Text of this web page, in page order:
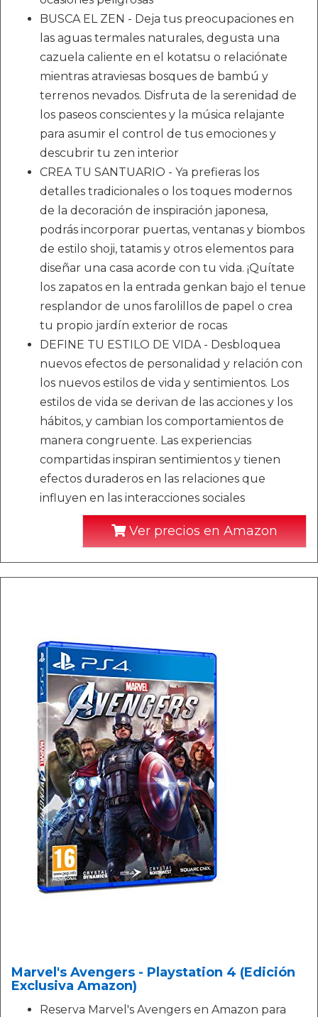
BUSCA EL ZEN - Deja tus preocupaciones en
las aguas termales naturales, degusta una
cazuela caliente en el kotatsu o relaciónate
mientras atraviesas bosques de bambú y
terrenos nevados. Disfruta de la serenidad de
los paseos conscientes y la música relajante
para asumir el control de tus emociones y
descubrir tu zen interior
CREA TU SANTUARIO - Ya prefieras los
detalles tradicionales o los toques modernos
de la decoración de inspiración japonesa,
podrás incorporar puertas, ventanas y biombos
de estilo shoji, tatamis y otros elementos para
diseñar una casa acorde con tu vida. ¡Quítate
los zapatos en la entrada genkan bajo el tenue
resplandor de unos farolillos de papel o crea
tu propio jardín exterior de rocas
DEFINE TU ESTILO DE VIDA - Desbloquea
nuevos efectos de personalidad y relación con
los nuevos estilos de vida y sentimientos. Los
estilos de vida se derivan de las acciones y los
hábitos, y cambian los comportamientos de
manera congruente. Las experiencias
compartidas inspiran sentimientos y tienen
efectos duraderos en las relaciones que
influyen en las interacciones sociales
Ver precios en Amazon
Marvel's Avengers - Playstation 4 (Edición
Exclusiva Amazon)
Reserva Marvel's Avengers en Amazon para